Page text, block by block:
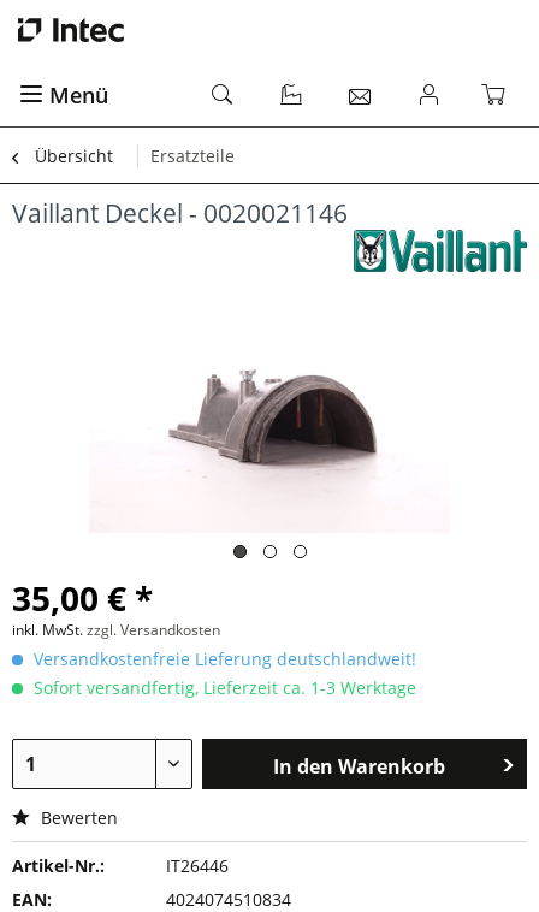
Menü
Übersicht Ersatzteile
Vaillant Deckel - 0020021146
35,00 € *
inkl. MwSt.zzgl. Versandkosten
Versandkostenfreie Lieferung deutschlandweit!
Sofort versandfertig, Lieferzeit ca. 1-3 Werktage
In den Warenkorb
Bewerten
Artikel-Nr.:
IT26446
EAN:
4024074510834